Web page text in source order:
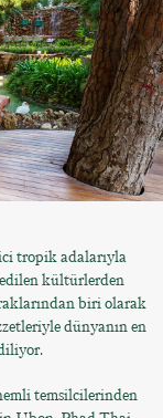
tropik adalarıyla
kültürlerden
biri olarak
dünyanın en
temsilcilerinden